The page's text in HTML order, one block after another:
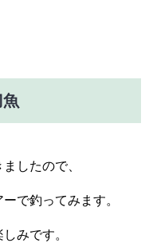
したので、
で釣ってみます。
みです。